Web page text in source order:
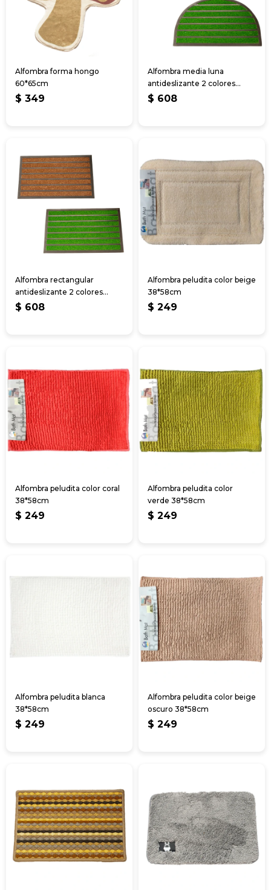
Alfombra forma hongo
60*65cm
$ 349
Alfombra media luna
antideslizante 2 colores
74*44 cm
$ 608
Alfombra rectangular
antideslizante 2 colores
45*70cm
$ 608
Alfombra peludita color beige
38*58cm
$ 249
Alfombra peludita color coral
38*58cm
$ 249
Alfombra peludita color
verde 38*58cm
$ 249
Alfombra peludita blanca
38*58cm
$ 249
Alfombra peludita color beige
oscuro 38*58cm
$ 249